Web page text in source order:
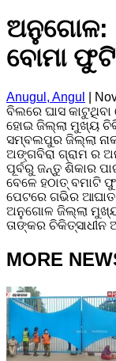
ଅନୁଗୋଳ:
ବୋମା
Anugul, Angul
ବିଲରେ ଘାସ
ହୋଇ ଜିଲ୍ଲା ମୁଖ୍ୟ
ସମ୍ବଲପୁର ଜିଲ୍ଲା
ଅଙ୍ଗବିରା ଗ୍ରାମ ର
ପୂର୍ବରୁ ଜନ୍ତୁ ଶିକାର
ବେଳେ ହଠାତ୍ ବମାଟି
ପେଟରେ ଗଭିର ଆଘାତ
ଅନୁଗୋଳ ଜିଲ୍ଲା ମୁଖ୍ୟ
ତାଙ୍କର ଚିକିତ୍ସାଧୀନ
MORE